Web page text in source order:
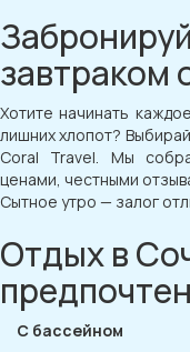
завтраком
Хотите начинать
лишних хлопот?
Coral Travel. Мы
ценами, честными
Сытное утро — залог
Отдых в
С бассейном